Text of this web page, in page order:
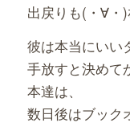
出戻りも(・∀・)
彼は本当にいい
手放すと決めて
本達は、
数日後はブック